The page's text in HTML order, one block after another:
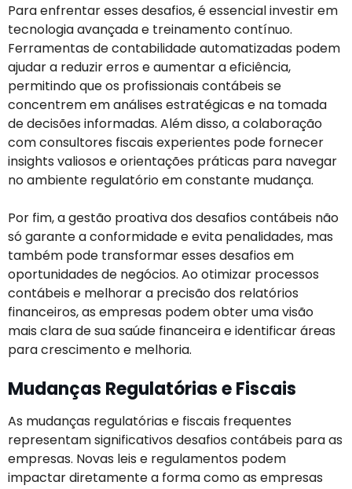
Para enfrentar esses desafios, é essencial investir em
tecnologia avançada e treinamento contínuo.
Ferramentas de contabilidade automatizadas podem
ajudar a reduzir erros e aumentar a eficiência,
permitindo que os profissionais contábeis se
concentrem em análises estratégicas e na tomada
de decisões informadas. Além disso, a colaboração
com consultores fiscais experientes pode fornecer
insights valiosos e orientações práticas para navegar
no ambiente regulatório em constante mudança.
Por fim, a gestão proativa dos desafios contábeis não
só garante a conformidade e evita penalidades, mas
também pode transformar esses desafios em
oportunidades de negócios. Ao otimizar processos
contábeis e melhorar a precisão dos relatórios
financeiros, as empresas podem obter uma visão
mais clara de sua saúde financeira e identificar áreas
para crescimento e melhoria.
Mudanças Regulatórias e Fiscais
As mudanças regulatórias e fiscais frequentes
representam significativos desafios contábeis para as
empresas. Novas leis e regulamentos podem
impactar diretamente a forma como as empresas